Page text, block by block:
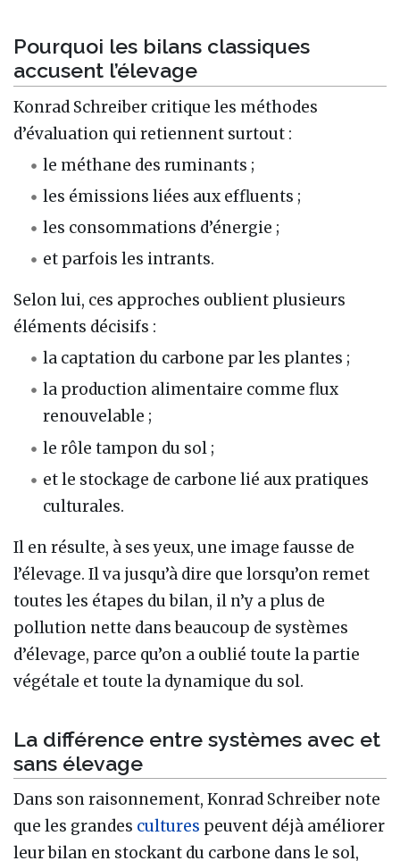
Pourquoi les bilans classiques
accusent l’élevage
Konrad Schreiber critique les méthodes
d’évaluation qui retiennent surtout :
le méthane des ruminants ;
les émissions liées aux effluents ;
les consommations d’énergie ;
et parfois les intrants.
Selon lui, ces approches oublient plusieurs
éléments décisifs :
la captation du carbone par les plantes ;
la production alimentaire comme flux
renouvelable ;
le rôle tampon du sol ;
et le stockage de carbone lié aux pratiques
culturales.
Il en résulte, à ses yeux, une image fausse de
l’élevage. Il va jusqu’à dire que lorsqu’on remet
toutes les étapes du bilan, il n’y a plus de
pollution nette dans beaucoup de systèmes
d’élevage, parce qu’on a oublié toute la partie
végétale et toute la dynamique du sol.
La différence entre systèmes avec et
sans élevage
Dans son raisonnement, Konrad Schreiber note
que les grandes cultures peuvent déjà améliorer
leur bilan en stockant du carbone dans le sol,